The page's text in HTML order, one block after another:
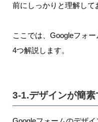
前にしっかりと理解して
ここでは、Googleフォ
4つ解説します。
3-1.デザインが簡素